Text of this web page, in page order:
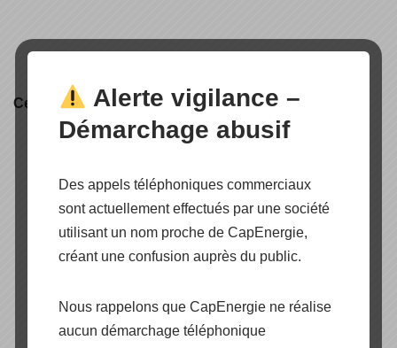
Certification produitAlerte vigilance –
Démarchage abusif
Des appels téléphoniques commerciaux
sont actuellement effectués par une société
utilisant un nom proche de CapEnergie,
créant une confusion auprès du public.
Nous rappelons que CapEnergie ne réalise
aucun démarchage téléphonique